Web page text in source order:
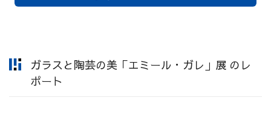
ガラスと陶芸の美「エミール・ガレ」展 のレ
ポート